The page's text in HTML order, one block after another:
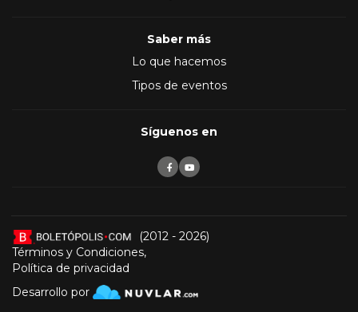
Saber más
Lo que hacemos
Tipos de eventos
Síguenos en
(2012 - 2026)
Términos y Condiciones,
Política de privacidad
Desarrollo por